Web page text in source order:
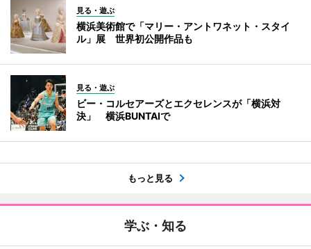
見る・遊ぶ
横浜美術館で「マリー・アントワネット・スタイ
ル」展 世界初公開作品も
見る・遊ぶ
ビー・コルセアーズとエクセレンスが「横浜対
決」 横浜BUNTAIで
もっと見る
学ぶ・知る